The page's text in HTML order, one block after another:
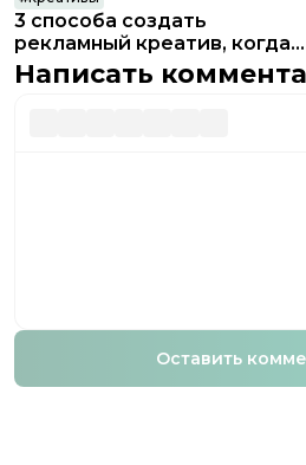
3 способа создать
рекламный креатив, когда
нет денег на дизайнера
Написать
Оставить